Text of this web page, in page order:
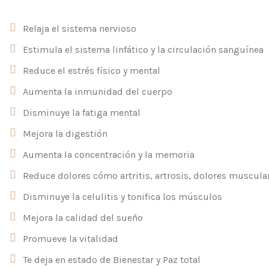
Relaja el sistema nervioso
Estimula el sistema linfático y la circulación sanguínea
Reduce el estrés físico y mental
Aumenta la inmunidad del cuerpo
Disminuye la fatiga mental
Mejora la digestión
Aumenta la concentración y la memoria
Reduce dolores cómo artritis, artrosis, dolores
Disminuye la celulitis y tonifica los músculos
Mejora la calidad del sueño
Promueve la vitalidad
Te deja en estado de Bienestar y Paz total